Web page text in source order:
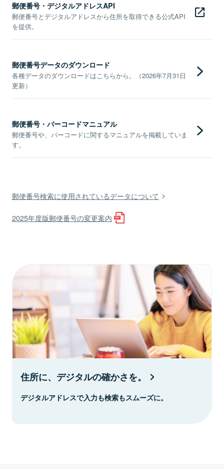
郵便番号・デジタルアドレスAPI
郵便番号とデジタルアドレスから住所を取得できる公式API
を提供。
郵便番号データのダウンロード
各種データのダウンロードはこちらから。（2026年7月31日
更新）
郵便番号・バーコードマニュアル
郵便番号や、バーコードに関するマニュアルを掲載していま
す。
郵便番号検索に使用されているデータについて
2025年度版郵便番号の変更案内
住所に、デジタルの確かさを。
デジタルアドレスで入力も検索もスムーズに。